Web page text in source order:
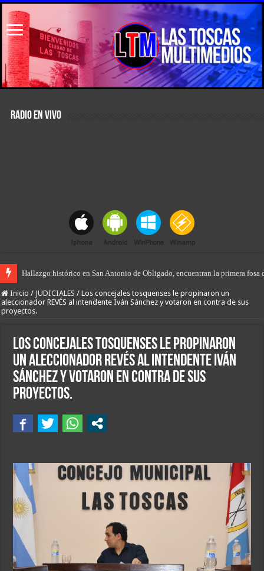
RADIO EN VIVO
Hallazgo histórico en San Antonio de Obligado, encuentran la primera fosa
“Prisión domiciliaria” para el envenenador-vendedor de drogas de Las
Inicio / JUDICIALES / Los concejales tosquenses le propinaron un
aleccionador REVÉS al intendente Iván Sánchez y votaron en contra de sus
proyectos.
Los concejales tosquenses le propinaron
un aleccionador REVÉS al intendente Iván
Sánchez y votaron en contra de sus
proyectos.